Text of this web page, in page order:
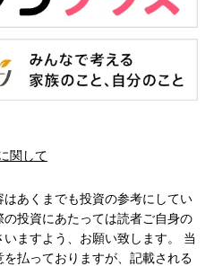
関して
あくまでも投資の参考にしてい
投資にあたっては読者ご自身の
ますよう、お願い致します。 当
払っておりますが、記載される